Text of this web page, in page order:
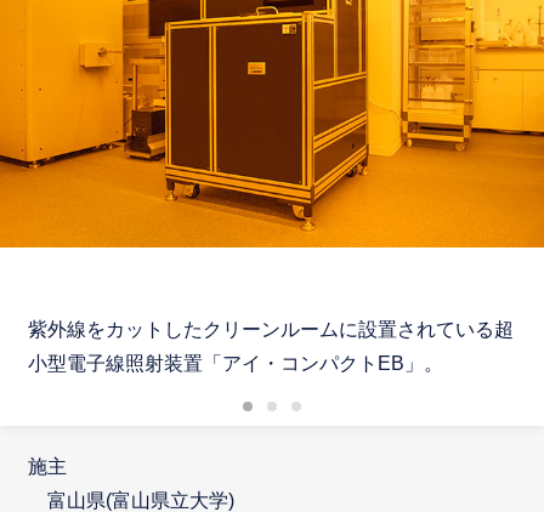
紫外線をカットしたクリーンルームに設置されている超
小型電子線照射装置「アイ・コンパクトEB」。
施主
富山県(富山県立大学)